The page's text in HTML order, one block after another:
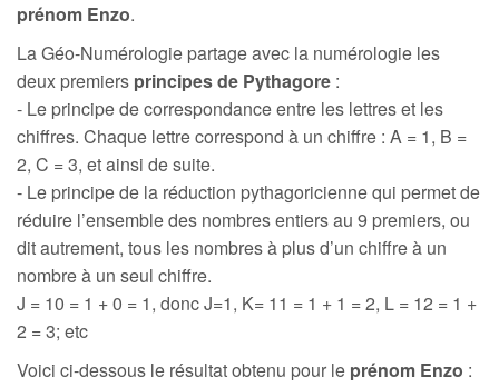
prénom Enzo.
La Géo-Numérologie partage avec la numérologie les
deux premiers principes de Pythagore :
- Le principe de correspondance entre les lettres et les
chiffres. Chaque lettre correspond à un chiffre : A = 1, B =
2, C = 3, et ainsi de suite.
- Le principe de la réduction pythagoricienne qui permet de
réduire l’ensemble des nombres entiers au 9 premiers, ou
dit autrement, tous les nombres à plus d’un chiffre à un
nombre à un seul chiffre.
J = 10 = 1 + 0 = 1, donc J=1, K= 11 = 1 + 1 = 2, L = 12 = 1 +
2 = 3; etc
Voici ci-dessous le résultat obtenu pour le prénom Enzo :